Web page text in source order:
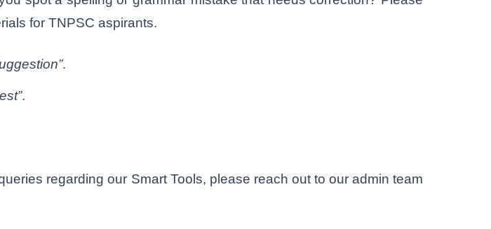
for TNPSC aspirants.
.
.
regarding our Smart Tools, please reach out to our admin team